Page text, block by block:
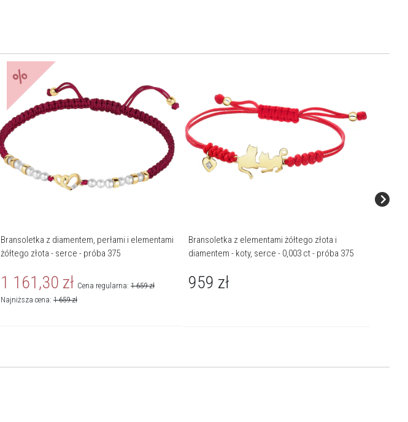
%
Bransoletka z diamentem, perłami i elementami
żółtego złota - serce - próba 375
1 161,30 zł Cena regularna: 1 659 zł
Najniższa cena: 1 659 zł
Bransoletka z elementami żółtego złota i
diamentem - koty, serce - 0,003 ct - próba 375
959 zł